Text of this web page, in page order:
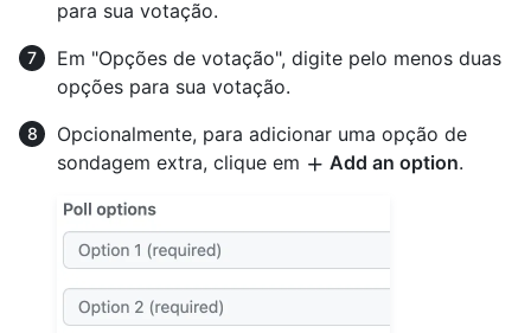
para sua votação.
Em "Opções de votação", digite pelo menos duas
opções para sua votação.
Opcionalmente, para adicionar uma opção de
sondagem extra, clique em
Add an option.